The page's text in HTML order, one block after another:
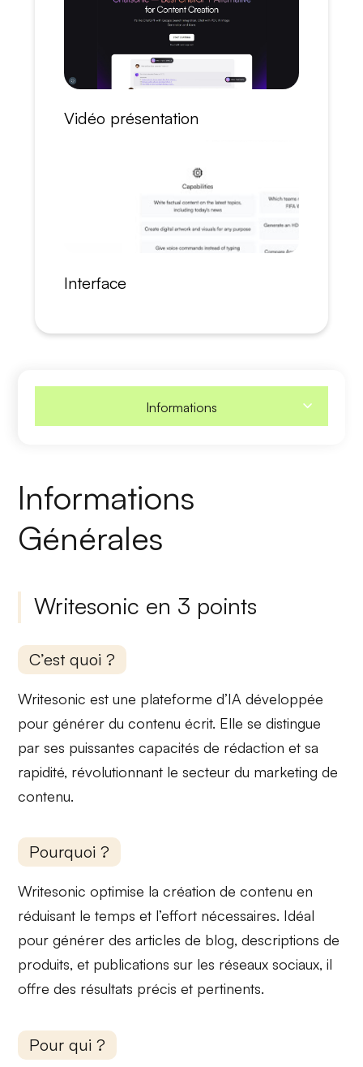
Vidéo présentation
Interface
Informations
Informations
Générales
Writesonic en 3 points
C’est quoi ?
Writesonic est une plateforme d’IA développée
pour générer du contenu écrit. Elle se distingue
par ses puissantes capacités de rédaction et sa
rapidité, révolutionnant le secteur du marketing de
contenu.
Pourquoi ?
Writesonicoptimise la création de contenu en
réduisant le temps et l’effort nécessaires. Idéal
pour générer des articles de blog, descriptions de
produits, et publications sur les réseaux sociaux, il
offre des résultats précis et pertinents.
Pour qui ?